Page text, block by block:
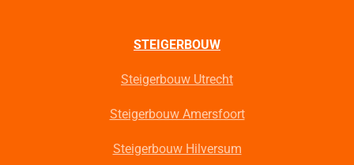
STEIGERBOUW
Steigerbouw Utrecht
Steigerbouw Amersfoort
Steigerbouw Hilversum